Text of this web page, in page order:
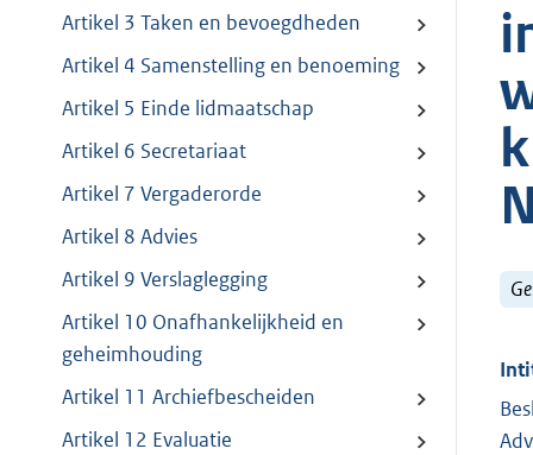
Artikel 3 Taken en bevoegdheden
Artikel 4 Samenstelling en benoeming
Artikel 5 Einde lidmaatschap
Artikel 6 Secretariaat
Artikel 7 Vergaderorde
Artikel 8 Advies
Artikel 9 Verslaglegging
Artikel 10 Onafhankelijkheid en
geheimhouding
Artikel 11 Archiefbescheiden
Artikel 12 Evaluatie